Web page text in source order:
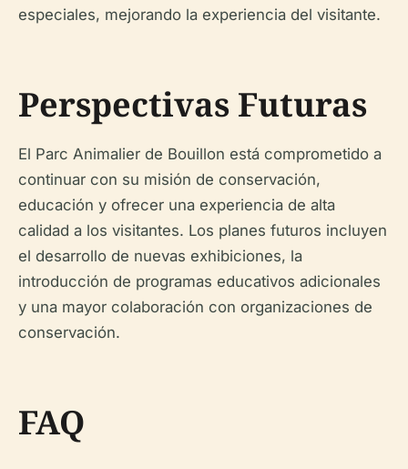
especiales, mejorando la experiencia del visitante.
Perspectivas Futuras
El Parc Animalier de Bouillon está comprometido a
continuar con su misión de conservación,
educación y ofrecer una experiencia de alta
calidad a los visitantes. Los planes futuros incluyen
el desarrollo de nuevas exhibiciones, la
introducción de programas educativos adicionales
y una mayor colaboración con organizaciones de
conservación.
FAQ